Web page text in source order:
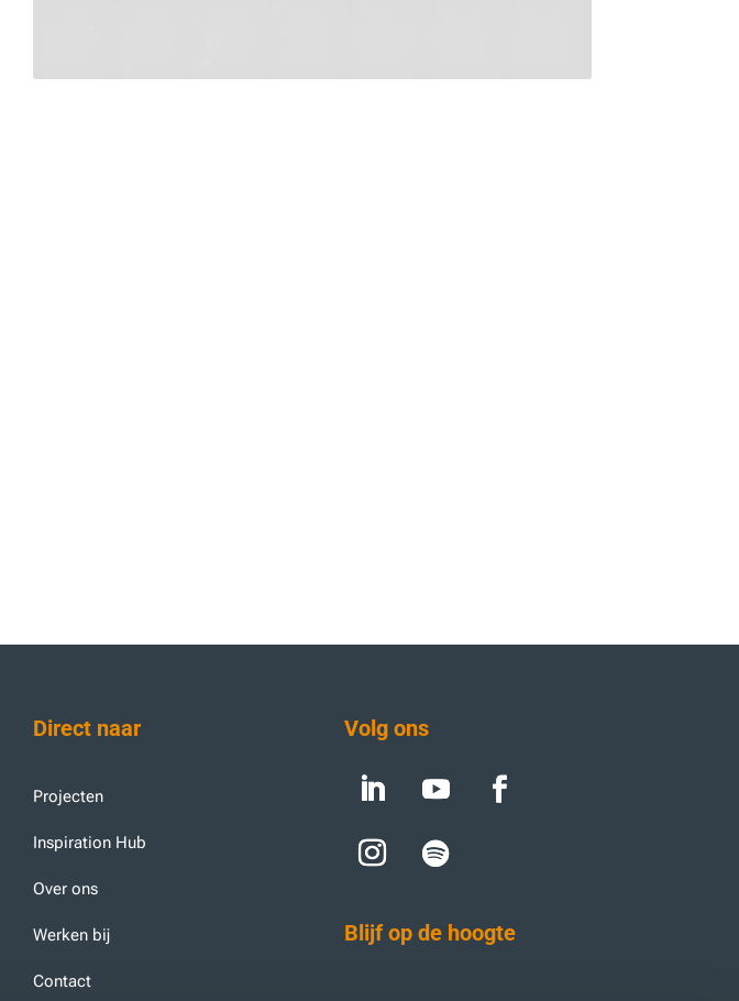
Direct naar
Projecten
Inspiration Hub
Over ons
Werken bij
Contact
Volg ons
Blijf op de hoogte